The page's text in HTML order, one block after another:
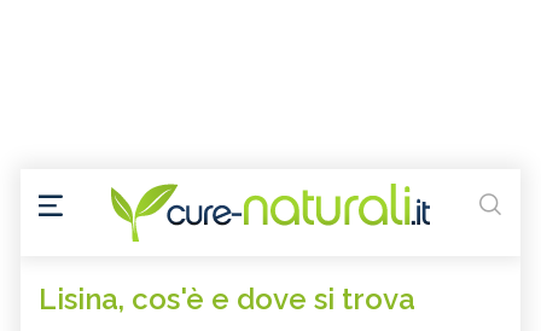
Lisina, cos'è e dove si trova